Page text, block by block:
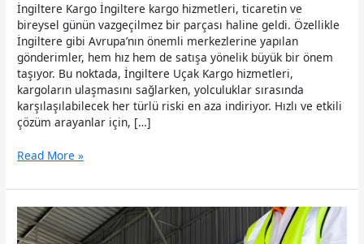
İngiltere Kargo İngiltere kargo hizmetleri, ticaretin ve
bireysel günün vazgeçilmez bir parçası haline geldi. Özellikle
İngiltere gibi Avrupa’nın önemli merkezlerine yapılan
gönderimler, hem hız hem de satışa yönelik büyük bir önem
taşıyor. Bu noktada, İngiltere Uçak Kargo hizmetleri,
kargoların ulaşmasını sağlarken, yolculuklar sırasında
karşılaşılabilecek her türlü riski en aza indiriyor. Hızlı ve etkili
çözüm arayanlar için, […]
İngiltere
0535
509
20
20
Read More »